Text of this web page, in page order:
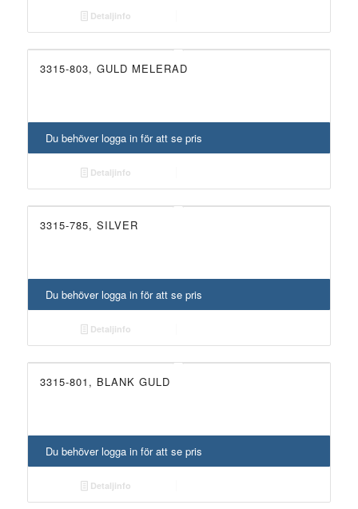
Detaljinfo
3315-803, GULD MELERAD
Du behöver logga in för att se pris
Detaljinfo
3315-785, SILVER
Du behöver logga in för att se pris
Detaljinfo
3315-801, BLANK GULD
Du behöver logga in för att se pris
Detaljinfo